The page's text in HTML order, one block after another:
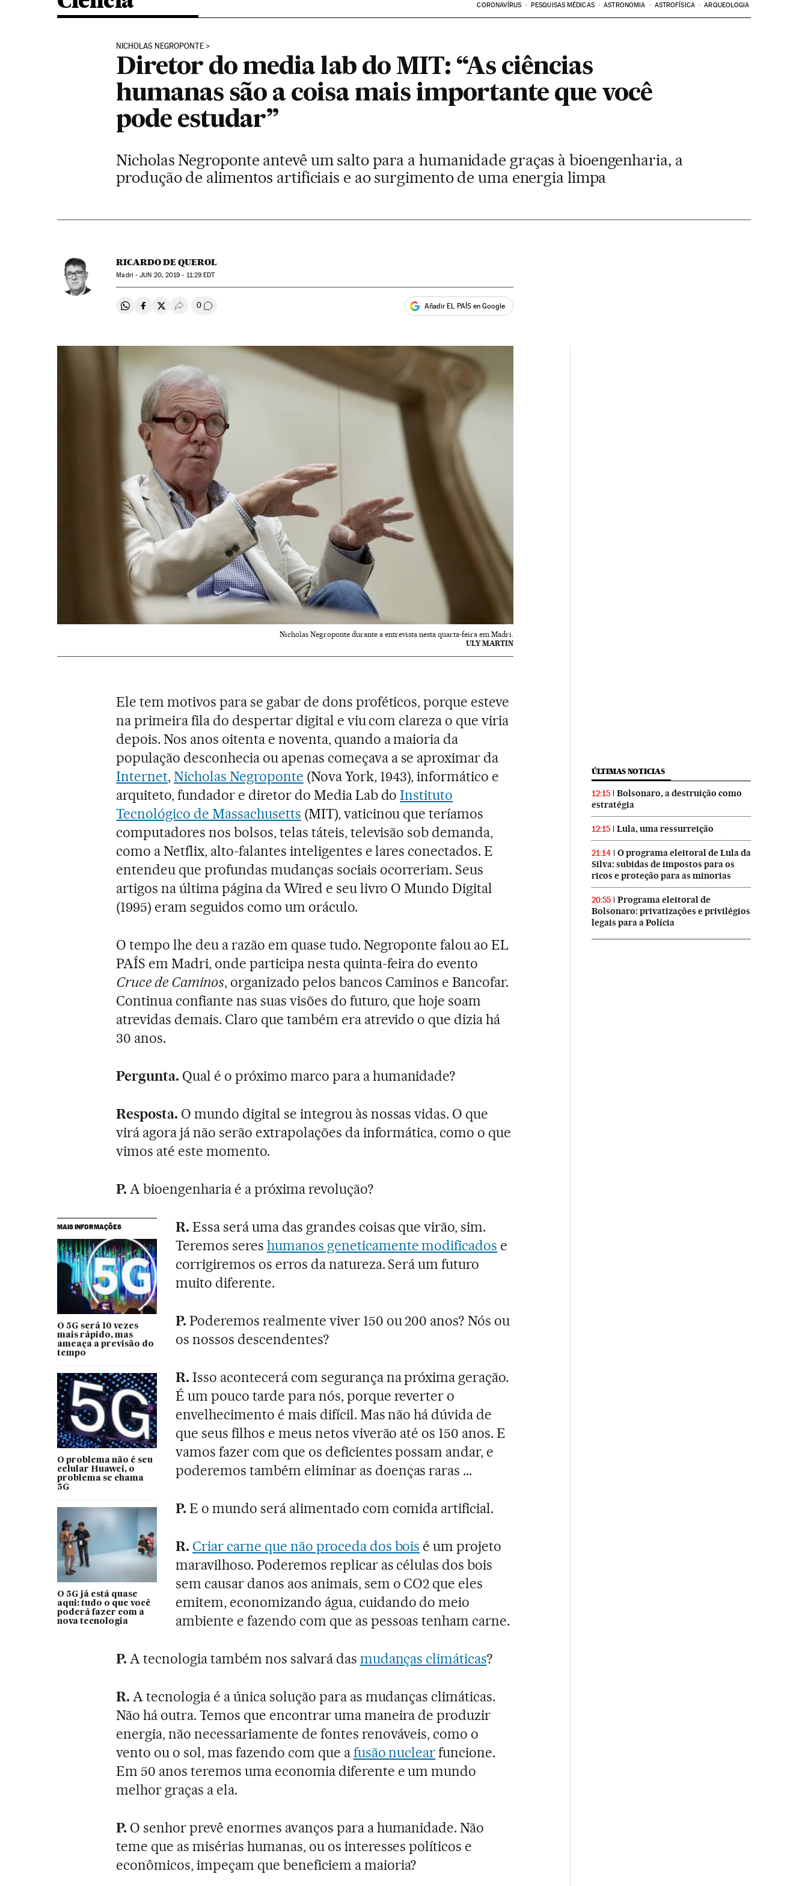
CORONAVÍRUS PESQUISAS MÉDICAS ASTRONOMIA ASTROFÍSICA ARQUEOLOGIA
NICHOLAS NEGROPONTE
Diretor do media lab do MIT: “As ciências
humanas são a coisa mais importante que você
pode estudar”
Nicholas Negroponte antevê um salto para a humanidade graças à bioengenharia, a
produção de alimentos artificiais e ao surgimento de uma energia limpa
RICARDO DE QUEROL
Madri -JUN 20, 2019 - 11:29 EDT
Compartir en Whatsapp
Compartir en Facebook
Compartir en Twitter
Desplegar Redes Sociales
0 Comentários Añadir EL PAÍS en Google
Nicholas Negroponte durante a entrevista nesta quarta-feira em Madri.
ULY MARTIN
Ele tem motivos para se gabar de dons proféticos, porque esteve
na primeira fila do despertar digital e viu com clareza o que viria
depois. Nos anos oitenta e noventa, quando a maioria da
população desconhecia ou apenas começava a se aproximar da
Internet,Nicholas Negroponte (Nova York, 1943), informático e
arquiteto, fundador e diretor do Media Lab doInstituto
Tecnológico de Massachusetts (MIT), vaticinou que teríamos
computadores nos bolsos, telas táteis, televisão sob demanda,
como a Netflix, alto-falantes inteligentes e lares conectados. E
entendeu que profundas mudanças sociais ocorreriam. Seus
artigos na última página da Wired e seu livro O Mundo Digital
(1995) eram seguidos como um oráculo.
O tempo lhe deu a razão em quase tudo. Negroponte falou ao EL
PAÍS em Madri, onde participa nesta quinta-feira do evento
Cruce de Caminos, organizado pelos bancos Caminos e Bancofar.
Continua confiante nas suas visões do futuro, que hoje soam
atrevidas demais. Claro que também era atrevido o que dizia há
30 anos.
Pergunta. Qual é o próximo marco para a humanidade?
Resposta. O mundo digital se integrou às nossas vidas. O que
virá agora já não serão extrapolações da informática, como o que
vimos até este momento.
P. A bioengenharia é a próxima revolução?
MAIS INFORMAÇÕES
O 5G será 10 vezes
mais rápido, mas
ameaça a previsão do
tempo
O problema não é seu
celular Huawei, o
problema se chama
5G
O 5G já está quase
aqui: tudo o que você
poderá fazer com a
nova tecnologia
R. Essa será uma das grandes coisas que virão, sim.
Teremos seres humanos geneticamente modificados e
corrigiremos os erros da natureza. Será um futuro
muito diferente.
P. Poderemos realmente viver 150 ou 200 anos? Nós ou
os nossos descendentes?
R. Isso acontecerá com segurança na próxima geração.
É um pouco tarde para nós, porque reverter o
envelhecimento é mais difícil. Mas não há dúvida de
que seus filhos e meus netos viverão até os 150 anos. E
vamos fazer com que os deficientes possam andar, e
poderemos também eliminar as doenças raras ...
P. E o mundo será alimentado com comida artificial.
R. Criar carne que não proceda dos bois é um projeto
maravilhoso. Poderemos replicar as células dos bois
sem causar danos aos animais, sem o CO2 que eles
emitem, economizando água, cuidando do meio
ambiente e fazendo com que as pessoas tenham carne.
P. A tecnologia também nos salvará das mudanças climáticas?
R. A tecnologia é a única solução para as mudanças climáticas.
Não há outra. Temos que encontrar uma maneira de produzir
energia, não necessariamente de fontes renováveis, como o
vento ou o sol, mas fazendo com que afusão nuclearfuncione.
Em 50 anos teremos uma economia diferente e um mundo
melhor graças a ela.
P. O senhor prevê enormes avanços para a humanidade. Não
teme que as misérias humanas, ou os interesses políticos e
econômicos, impeçam que beneficiem a maioria?
ÚLTIMAS NOTICIAS
12:15
Bolsonaro, a destruição como
estratégia
12:15 Lula, uma ressurreição
21:14
O programa eleitoral de Lula da
Silva: subidas de impostos para os
ricos e proteção para as minorias
20:55
Programa eleitoral de
Bolsonaro: privatizações e privilégios
legais para a Polícia